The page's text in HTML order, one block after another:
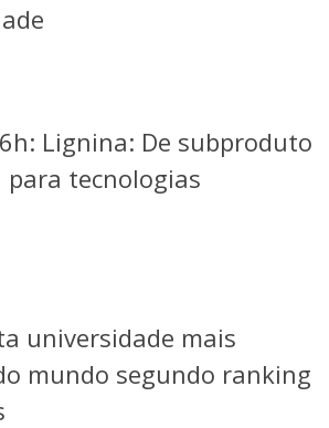
e Prevenção
e Financeiro
Lignina: De subproduto
tecnologias
universidade mais
mundo segundo ranking